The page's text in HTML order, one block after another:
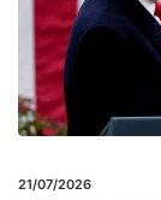
21/07/2026